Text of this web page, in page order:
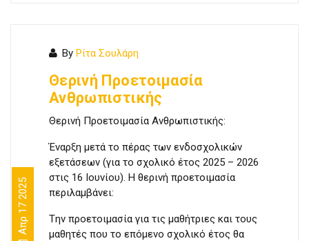
Απρ 17 2025
By Ρίτα Σουλάρη
Θερινή Προετοιμασία
Ανθρωπιστικής
Θερινή Προετοιμασία Ανθρωπιστικής:
Έναρξη μετά το πέρας των ενδοσχολικών
εξετάσεων (για το σχολικό έτος 2025 – 2026
στις 16 Ιουνίου). Η θερινή προετοιμασία
περιλαμβάνει:
Tην προετοιμασία για τις μαθήτριες και τους
μαθητές που το επόμενο σχολικό έτος θα